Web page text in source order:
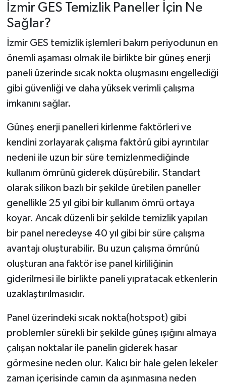
İzmir GES Temizlik Paneller İçin Ne
Sağlar?
İzmir GES temizlik işlemleri bakım periyodunun en
önemli aşaması olmak ile birlikte bir güneş enerji
paneli üzerinde sıcak nokta oluşmasını engellediği
gibi güvenliği ve daha yüksek verimli çalışma
imkanını sağlar.
Güneş enerji panelleri kirlenme faktörleri ve
kendini zorlayarak çalışma faktörü gibi ayrıntılar
nedeni ile uzun bir süre temizlenmediğinde
kullanım ömrünü giderek düşürebilir. Standart
olarak silikon bazlı bir şekilde üretilen paneller
genellikle 25 yıl gibi bir kullanım ömrü ortaya
koyar. Ancak düzenli bir şekilde temizlik yapılan
bir panel neredeyse 40 yıl gibi bir süre çalışma
avantajı oluşturabilir. Bu uzun çalışma ömrünü
oluşturan ana faktör ise panel kirliliğinin
giderilmesi ile birlikte paneli yıpratacak etkenlerin
uzaklaştırılmasıdır.
Panel üzerindeki sıcak nokta(hotspot) gibi
problemler sürekli bir şekilde güneş ışığını almaya
çalışan noktalar ile panelin giderek hasar
görmesine neden olur. Kalıcı bir hale gelen lekeler
zaman içerisinde camın da aşınmasına neden